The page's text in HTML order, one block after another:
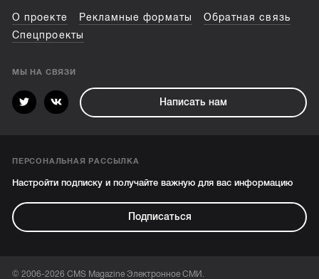
О проекте Рекламные форматы
Обратная связь
Спецпроекты
МЫ НА СВЯЗИ
Написать нам
ПЕРСОНАЛЬНАЯ РАССЫЛКА
Настройти подписку и получайте важную для вас информацию
Подписаться
© 2006-2026 CMS Magazine Электронное СМИ.